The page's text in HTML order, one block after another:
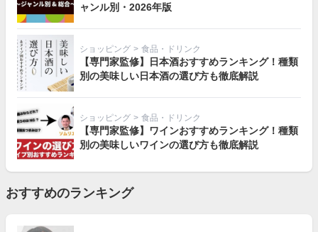
ャンル別・2026年版
ショッピング > 食品・ドリンク
【専門家監修】日本酒おすすめランキング！種類
別の美味しい日本酒の選び方も徹底解説
ショッピング > 食品・ドリンク
【専門家監修】ワインおすすめランキング！種類
別の美味しいワインの選び方も徹底解説
おすすめのランキング